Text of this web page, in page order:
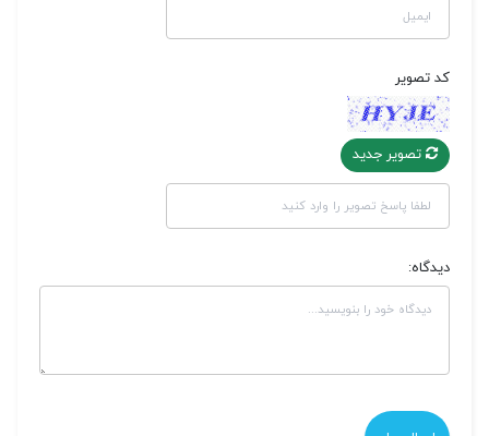
کد تصویر
تصویر جدید
دیدگاه: